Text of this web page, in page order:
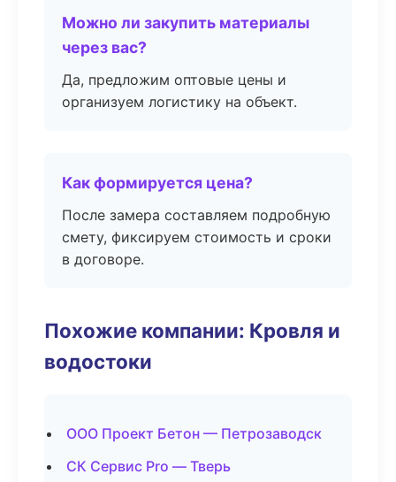
Можно ли закупить материалы
через вас?
Да, предложим оптовые цены и
организуем логистику на объект.
Как формируется цена?
После замера составляем подробную
смету, фиксируем стоимость и сроки
в договоре.
Похожие компании: Кровля и
водостоки
ООО Проект Бетон — Петрозаводск
СК Сервис Pro — Тверь